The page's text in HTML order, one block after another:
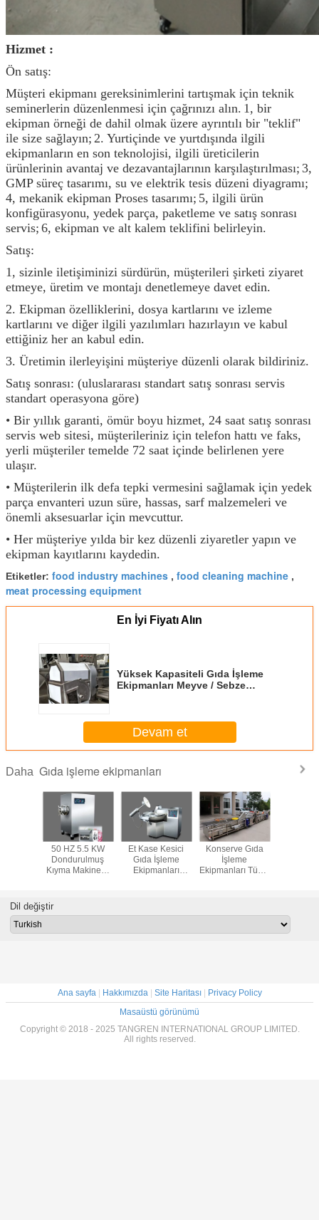
Hizmet :
Ön satış:
Müşteri ekipmanı gereksinimlerini tartışmak için teknik
seminerlerin düzenlenmesi için çağrınızı alın. 1, bir
ekipman örneği de dahil olmak üzere ayrıntılı bir "teklif"
ile size sağlayın; 2. Yurtiçinde ve yurtdışında ilgili
ekipmanların en son teknolojisi, ilgili üreticilerin
ürünlerinin avantaj ve dezavantajlarının karşılaştırılması; 3,
GMP süreç tasarımı, su ve elektrik tesis düzeni diyagramı;
4, mekanik ekipman Proses tasarımı; 5, ilgili ürün
konfigürasyonu, yedek parça, paketleme ve satış sonrası
servis; 6, ekipman ve alt kalem teklifini belirleyin.
Satış:
1, sizinle iletişiminizi sürdürün, müşterileri şirketi ziyaret
etmeye, üretim ve montajı denetlemeye davet edin.
2. Ekipman özelliklerini, dosya kartlarını ve izleme
kartlarını ve diğer ilgili yazılımları hazırlayın ve kabul
ettiğiniz her an kabul edin.
3. Üretimin ilerleyişini müşteriye düzenli olarak bildiriniz.
Satış sonrası: (uluslararası standart satış sonrası servis
standart operasyona göre)
• Bir yıllık garanti, ömür boyu hizmet, 24 saat satış sonrası
servis web sitesi, müşterileriniz için telefon hattı ve faks,
yerli müşteriler temelde 72 saat içinde belirlenen yere
ulaşır.
• Müşterilerin ilk defa tepki vermesini sağlamak için yedek
parça envanteri uzun süre, hassas, sarf malzemeleri ve
önemli aksesuarlar için mevcuttur.
• Her müşteriye yılda bir kez düzenli ziyaretler yapın ve
ekipman kayıtlarını kaydedin.
Etiketler: food industry machines , food cleaning machine ,
meat processing equipment
En İyi Fiyatı Alın
Yüksek Kapasiteli Gıda İşleme
Ekipmanları Meyve / Sebze
Devam et
Daha Gıda işleme ekipmanları
50 HZ 5.5 KW
Dondurulmuş
Kıyma Makinesi,
Et Kase Kesici
Gıda İşleme
Ekipmanları
Konserve Gıda
İşleme
Ekipmanları Tünel
Dil değiştir
Ana sayfa| Hakkımızda| Site Haritası|
Privacy Policy
Masaüstü görünümü
Copyright © 2018 - 2025 TANGREN INTERNATIONAL GROUP LIMITED.
All rights reserved.